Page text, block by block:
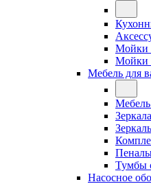
Мойки
Мойки
Мебель для
Зеркала
Тумбы
Насосное